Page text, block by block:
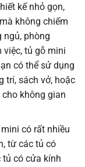
kế nhỏ gọn,
không chiếm
ngủ, phòng
việc, tủ gỗ mini
có thể sử dụng
trí, sách vở, hoặc
không gian
có rất nhiều
từ các tủ có
tủ có cửa kính